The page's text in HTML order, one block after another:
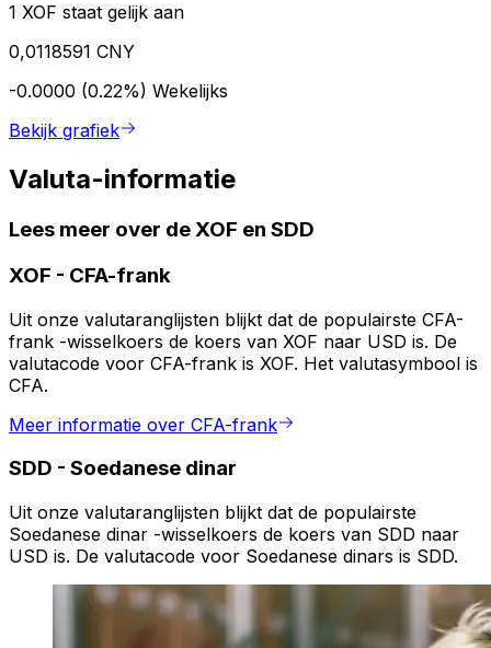
1 XOF staat gelijk aan
0,0118591 CNY
-0.0000 (0.22%) Wekelijks
Bekijk grafiek
Valuta-informatie
Lees meer over de XOF en SDD
XOF - CFA-frank
Uit onze valutaranglijsten blijkt dat de populairste CFA-
frank -wisselkoers de koers van XOF naar USD is. De
valutacode voor CFA-frank is XOF. Het valutasymbool is
CFA.
Meer informatie over CFA-frank
SDD - Soedanese dinar
Uit onze valutaranglijsten blijkt dat de populairste
Soedanese dinar -wisselkoers de koers van SDD naar
USD is. De valutacode voor Soedanese dinars is SDD.